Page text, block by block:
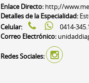
Enlace Directo: http;//
Detalles de la Especialidad:
Celular:
0414-
Correo Electrónico:
Redes Sociales: